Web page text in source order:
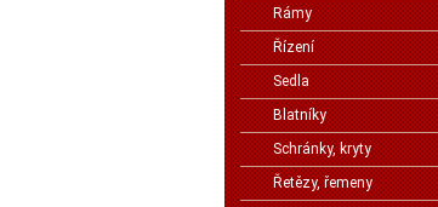
Rámy
Řízení
Sedla
Blatníky
Schránky, kryty
Řetězy, řemeny